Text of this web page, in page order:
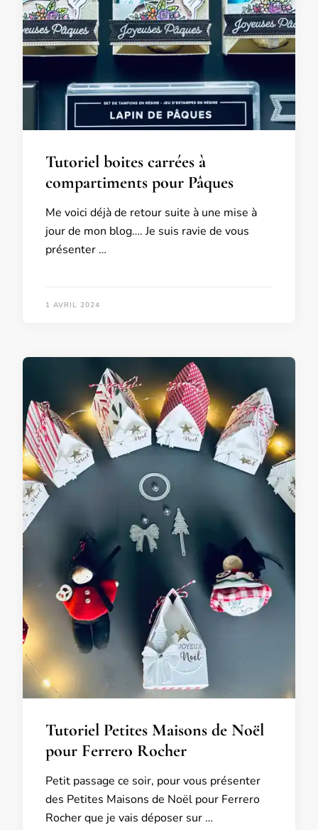
Tutoriel boites carrées à
compartiments pour Pâques
Me voici déjà de retour suite à une mise à
jour de mon blog…. Je suis ravie de vous
présenter …
1 AVRIL 2024
Tutoriel Petites Maisons de Noël
pour Ferrero Rocher
Petit passage ce soir, pour vous présenter
des Petites Maisons de Noël pour Ferrero
Rocher que je vais déposer sur …